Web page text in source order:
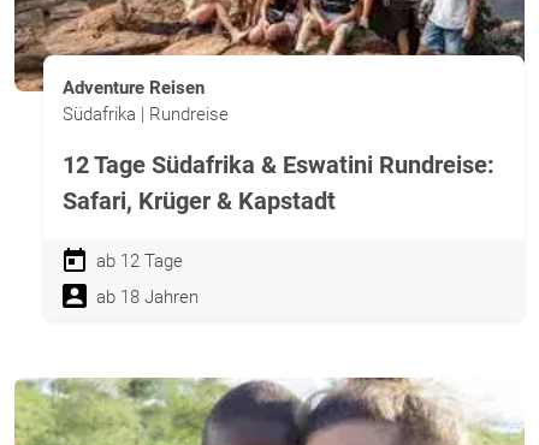
Adventure Reisen
Südafrika | Rundreise
12 Tage Südafrika & Eswatini Rundreise:
Safari, Krüger & Kapstadt
ab 12 Tage
ab 18 Jahren